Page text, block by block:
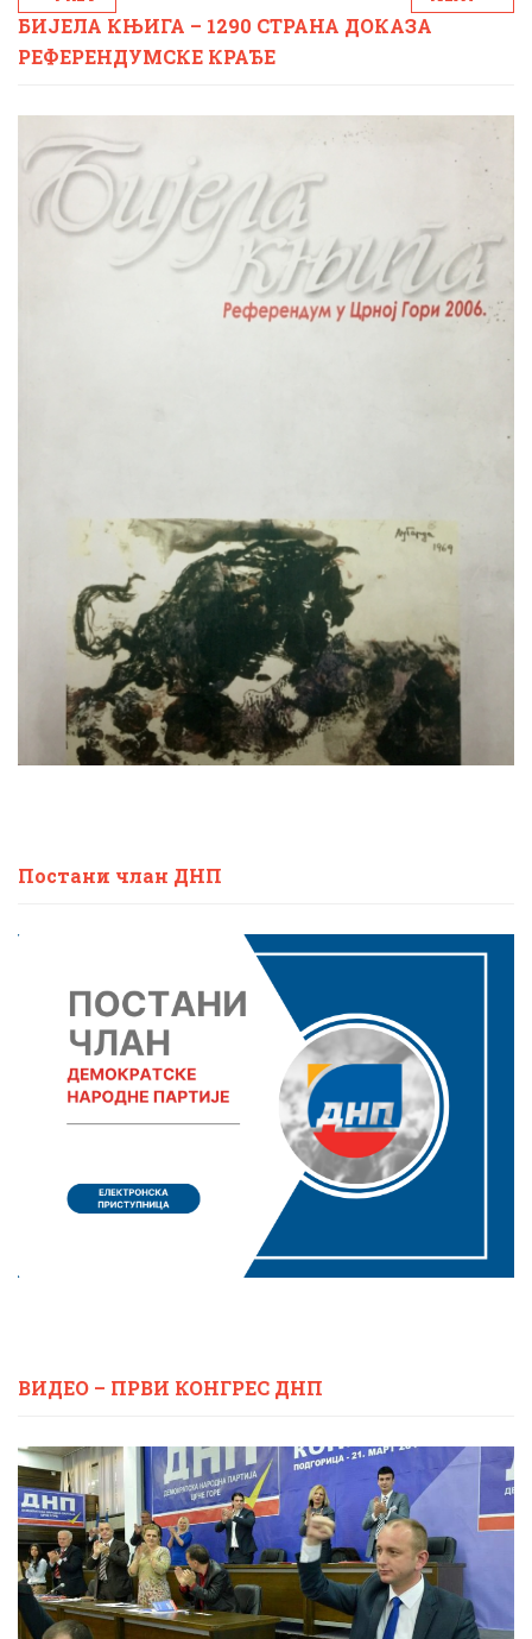
БИЈЕЛА КЊИГА – 1290 СТРАНА ДОКАЗА
РЕФЕРЕНДУМСКЕ КРАЂЕ
Постани члан ДНП
ВИДЕО – ПРВИ КОНГРЕС ДНП